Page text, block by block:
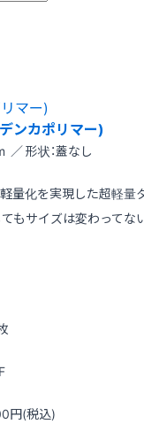
ンカポリマー)
形状：蓋なし
量化を実現した超軽量
もサイズは変わってな
円(税込)